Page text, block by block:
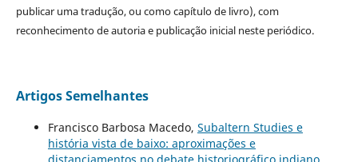
publicar uma tradução, ou como capítulo de livro), com
reconhecimento de autoria e publicação inicial neste periódico.
Artigos Semelhantes
Francisco Barbosa Macedo, Subaltern Studies e
história vista de baixo: aproximações e